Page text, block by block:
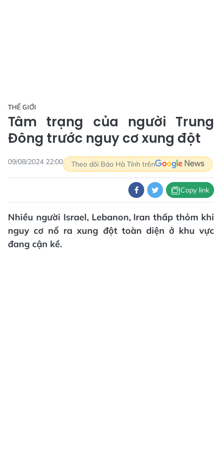
THẾ GIỚI
Tâm trạng của người Trung
Đông trước nguy cơ xung đột
09/08/2024 22:00 Theo dõi Báo Hà Tĩnh trên
Copy link
Nhiều người Israel, Lebanon, Iran thấp thỏm khi
nguy cơ nổ ra xung đột toàn diện ở khu vực
đang cận kề.